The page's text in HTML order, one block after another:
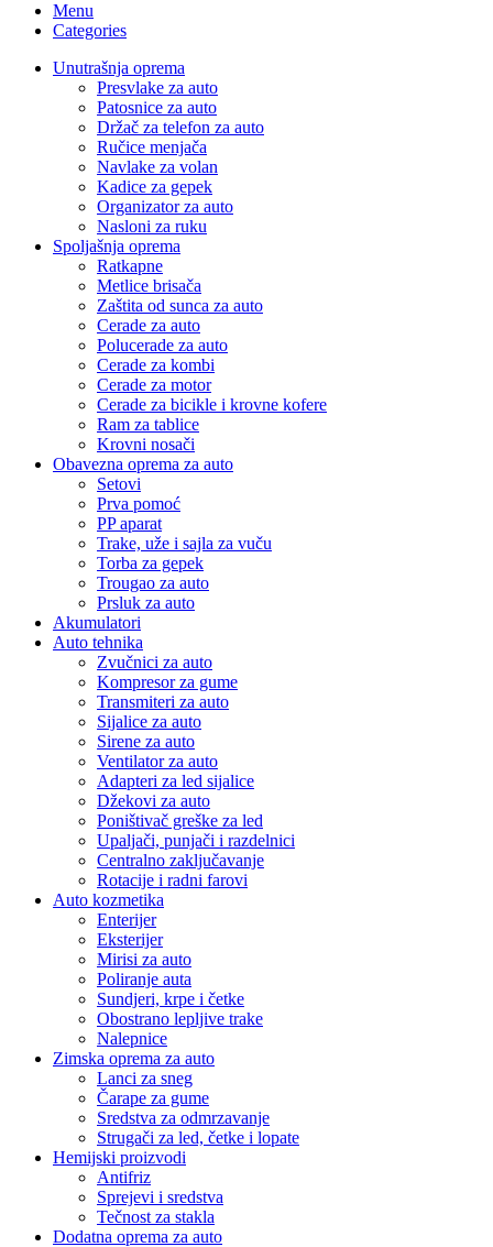
Menu
Categories
Unutrašnja oprema
Presvlake za auto
Patosnice za auto
Držač za telefon za auto
Ručice menjača
Navlake za volan
Kadice za gepek
Organizator za auto
Nasloni za ruku
Spoljašnja oprema
Ratkapne
Metlice brisača
Zaštita od sunca za auto
Cerade za auto
Polucerade za auto
Cerade za kombi
Cerade za motor
Cerade za bicikle i krovne kofere
Ram za tablice
Krovni nosači
Obavezna oprema za auto
Setovi
Prva pomoć
PP aparat
Trake, uže i sajla za vuču
Torba za gepek
Trougao za auto
Prsluk za auto
Akumulatori
Auto tehnika
Zvučnici za auto
Kompresor za gume
Transmiteri za auto
Sijalice za auto
Sirene za auto
Ventilator za auto
Adapteri za led sijalice
Džekovi za auto
Poništivač greške za led
Upaljači, punjači i razdelnici
Centralno zaključavanje
Rotacije i radni farovi
Auto kozmetika
Enterijer
Eksterijer
Mirisi za auto
Poliranje auta
Sundjeri, krpe i četke
Obostrano lepljive trake
Nalepnice
Zimska oprema za auto
Lanci za sneg
Čarape za gume
Sredstva za odmrzavanje
Strugači za led, četke i lopate
Hemijski proizvodi
Antifriz
Sprejevi i sredstva
Tečnost za stakla
Dodatna oprema za auto